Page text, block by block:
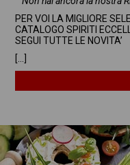
PER VOI LA MIGLIORE
CATALOGO SPIRITI
SEGUI TUTTE LE NOVITA’